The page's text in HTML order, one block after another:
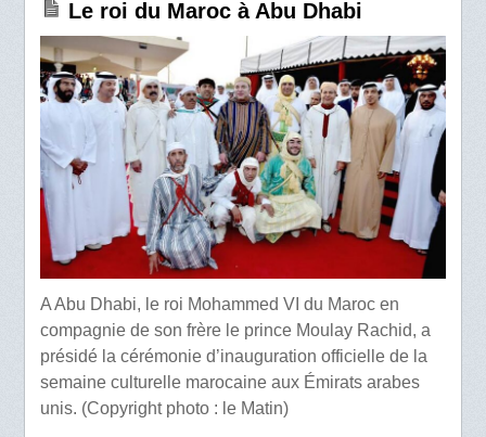
Le roi du Maroc à Abu Dhabi
A Abu Dhabi, le roi Mohammed VI du Maroc en
compagnie de son frère le prince Moulay Rachid, a
présidé la cérémonie d’inauguration officielle de la
semaine culturelle marocaine aux Émirats arabes
unis. (Copyright photo : le Matin)